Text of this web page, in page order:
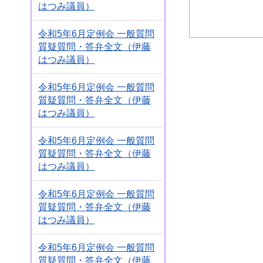
はつみ議員）
令和5年6月定例会 一般質問
質疑質問・答弁全文（伊藤
はつみ議員）
令和5年6月定例会 一般質問
質疑質問・答弁全文（伊藤
はつみ議員）
令和5年6月定例会 一般質問
質疑質問・答弁全文（伊藤
はつみ議員）
令和5年6月定例会 一般質問
質疑質問・答弁全文（伊藤
はつみ議員）
令和5年6月定例会 一般質問
質疑質問・答弁全文（伊藤